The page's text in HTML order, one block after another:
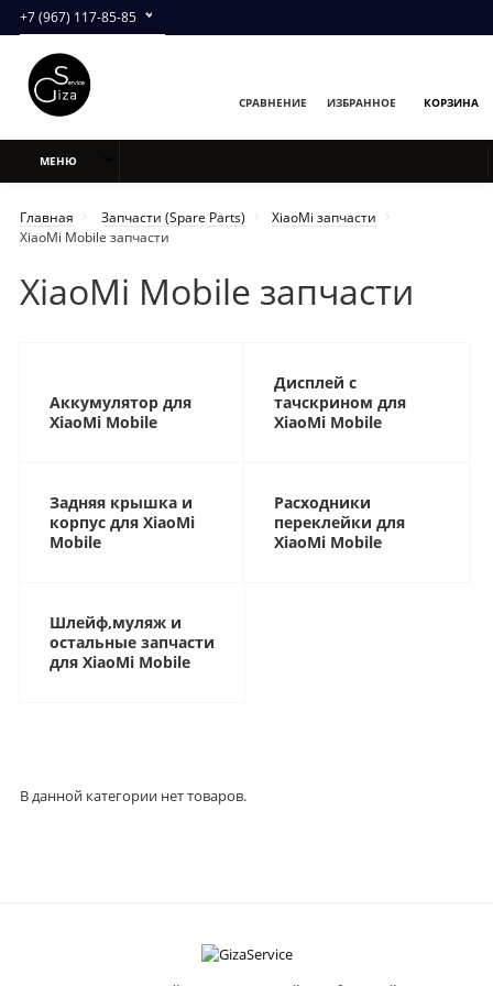
+7 (967) 117-85-85
СРАВНЕНИЕ ИЗБРАННОЕ КОРЗИНА
МЕНЮ
Главная Запчасти (Spare Parts)
XiaoMi запчасти
XiaoMi Mobile запчасти
XiaoMi Mobile запчасти
Аккумулятор для
XiaoMi Mobile
Дисплей с
тачскрином для
XiaoMi Mobile
Задняя крышка и
корпус для XiaoMi
Mobile
Расходники
переклейки для
XiaoMi Mobile
Шлейф,муляж и
остальные запчасти
для XiaoMi Mobile
В данной категории нет товаров.